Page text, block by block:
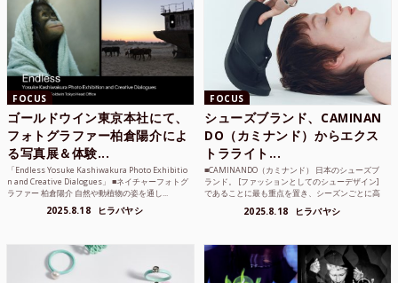
FOCUS
ゴールドウイン東京本社にて、
フォトグラファー柏倉陽介によ
る写真展＆体験...
「Endless Yosuke Kashiwakura Photo Exhibitio
n and Creative Dialogues」 ■ネイチャーフォトグ
ラファー 柏倉陽介 自然や動植物の姿を通し...
2025.8.18 ヒラバヤシ
FOCUS
シューズブランド、CAMINAN
DO（カミナンド）からエクス
トラライト...
■CAMINANDO（カミナンド） 日本のシューズブ
ランド。 [ファッションとしてのシューデザイン]
であることに最も重点を置き、シーズンごとに高
でも持つメキ...2025.8.18 ヒラバヤシ